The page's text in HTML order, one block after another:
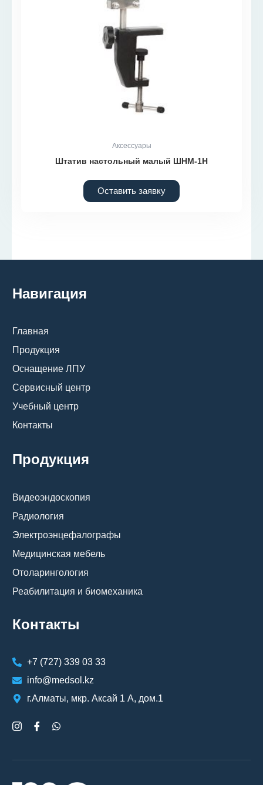
Аксессуары
Штатив настольный малый ШНМ-1Н
Оставить заявку
Навигация
Главная
Продукция
Оснащение ЛПУ
Сервисный центр
Учебный центр
Контакты
Продукция
Видеоэндоскопия
Радиология
Электроэнцефалографы
Медицинская мебель
Отоларингология
Реабилитация и биомеханика
Контакты
+7 (727) 339 03 33
info@medsol.kz
г.Алматы, мкр. Аксай 1 А, дом.1